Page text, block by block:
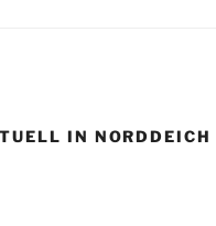
IN NORDDEICH